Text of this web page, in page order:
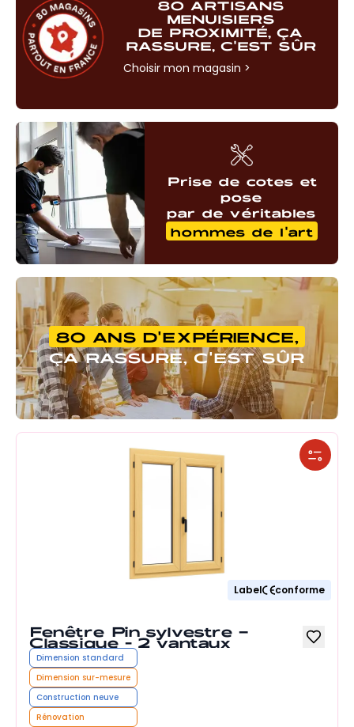
80 ARTISANS
MENUISIERS
DE PROXIMITÉ, ÇA
RASSURE, C'EST SÛR
Choisir mon magasin >
Prise de cotes et
pose
par de véritables
hommes de l'art
80 ANS D'EXPÉRIENCE,
ÇA RASSURE, C'EST SÛR
Label conforme
Fenêtre Pin sylvestre –
Classique - 2 vantaux
Dimension standard
Dimension sur-mesure
Construction neuve
Rénovation